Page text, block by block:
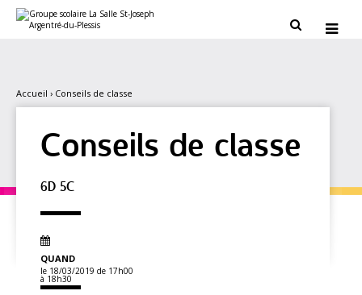
contenu.
personnels
 
Accueil › Conseils de classe
Conseils de classe
6D 5C
QUAND
le 18/03/2019 de 17h00
à 18h30